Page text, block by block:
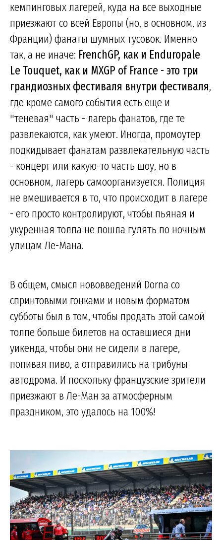
кемпинговых лагерей, куда на все выходные
приезжают со всей Европы (но, в основном, из
Франции) фанаты шумных тусовок. Именно
так, а не иначе: FrenchGP, как и Enduropale
Le Touquet, как и MXGP of France - это три
грандиозных фестиваля внутри фестиваля,
где кроме самого события есть еще и
"теневая" часть - лагерь фанатов, где те
развлекаются, как умеют. Иногда, промоутер
подкидывает фанатам развлекательную часть
- концерт или какую-то часть шоу, но в
основном, лагерь самоорганизуется. Полиция
не вмешивается в то, что происходит в лагере
- его просто контролируют, чтобы пьяная и
укуренная толпа не пошла гулять по ночным
улицам Ле-Мана.
В общем, смысл нововведений Dorna со
спринтовыми гонками и новым форматом
субботы был в том, чтобы продать этой самой
толпе больше билетов на оставшиеся дни
уикенда, чтобы они не сидели в лагере,
попивая пиво, а отправились на трибуны
автодрома. И поскольку французские зрители
приезжают в Ле-Ман за атмосферным
праздником, это удалось на 100%!